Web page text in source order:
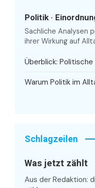
Politik ·
Sachliche Analysen
ihrer Wirkung auf
Überblick: Politische
Warum Politik im
Schlagzeilen
Was jetzt zählt
Aus der Redaktion: